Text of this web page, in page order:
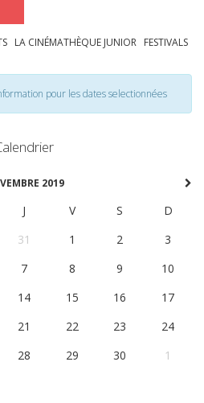
LA CINÉMATHÈQUE JUNIOR FESTIVALS
pour les dates selectionnées
2019
J V S
D
31 1 2
3
7 8 9
10
14 15 16
17
21 22 23
24
28 29 30 1